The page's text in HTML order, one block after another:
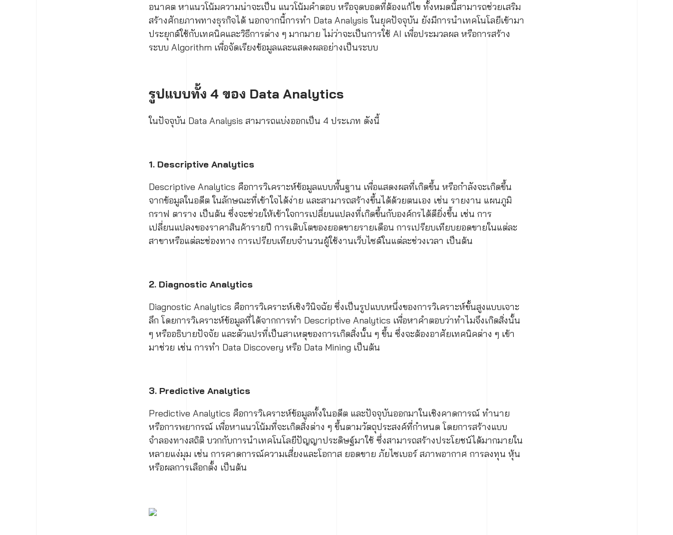
อนาคต หาแนวโน้มความน่าจะเป็น แนวโน้มคำตอบ หรือจุดบอดที่ต้องแก้ไข ทั้งหมดนี้สามารถช่วยเสริม
สร้างศักยภาพทางธุรกิจได้ นอกจากนี้การทำ Data Analysis ในยุคปัจจุบัน ยังมีการนำเทคโนโลยีเข้ามา
ประยุกต์ใช้กับเทคนิคและวิธีการต่าง ๆ มากมาย ไม่ว่าจะเป็นการใช้ AI เพื่อประมวลผล หรือการสร้าง
ระบบ Algorithm เพื่อจัดเรียงข้อมูลและแสดงผลอย่างเป็นระบบ
รูปแบบทั้ง 4 ของ Data Analytics
ในปัจจุบัน Data Analysis สามารถแบ่งออกเป็น 4 ประเภท ดังนี้
1. Descriptive Analytics
Descriptive Analytics คือการวิเคราะห์ข้อมูลแบบพื้นฐาน เพื่อแสดงผลที่เกิดขึ้น หรือกำลังจะเกิดขึ้น
จากข้อมูลในอดีต ในลักษณะที่เข้าใจได้ง่าย และสามารถสร้างขึ้นได้ด้วยตนเอง เช่น รายงาน แผนภูมิ
กราฟ ตาราง เป็นต้น ซึ่งจะช่วยให้เข้าใจการเปลี่ยนแปลงที่เกิดขึ้นกับองค์กรได้ดียิ่งขึ้น เช่น การ
เปลี่ยนแปลงของราคาสินค้ารายปี การเติบโตของยอดขายรายเดือน การเปรียบเทียบยอดขายในแต่ละ
สาขาหรือแต่ละช่องทาง การเปรียบเทียบจำนวนผู้ใช้งานเว็บไซต์ในแต่ละช่วงเวลา เป็นต้น
2. Diagnostic Analytics
Diagnostic Analytics คือการวิเคราะห์เชิงวินิจฉัย ซึ่งเป็นรูปแบบหนึ่งของการวิเคราะห์ขั้นสูงแบบเจาะ
ลึก โดยการวิเคราะห์ข้อมูลที่ได้จากการทำ Descriptive Analytics เพื่อหาคำตอบว่าทำไมจึงเกิดสิ่งนั้น
ๆ หรืออธิบายปัจจัย และตัวแปรที่เป็นสาเหตุของการเกิดสิ่งนั้น ๆ ขึ้น ซึ่งจะต้องอาศัยเทคนิคต่าง ๆ เข้า
มาช่วย เช่น การทำ Data Discovery หรือ Data Mining เป็นต้น
3. Predictive Analytics
Predictive Analytics คือการวิเคราะห์ข้อมูลทั้งในอดีต และปัจจุบันออกมาในเชิงคาดการณ์ ทำนาย
หรือการพยากรณ์ เพื่อหาแนวโน้มที่จะเกิดสิ่งต่าง ๆ ขึ้นตามวัตถุประสงค์ที่กำหนด โดยการสร้างแบบ
จำลองทางสถิติ บวกกับการนำเทคโนโลยีปัญญาประดิษฐ์มาใช้ ซึ่งสามารถสร้างประโยชน์ได้มากมายใน
หลายแง่มุม เช่น การคาดการณ์ความเสี่ยงและโอกาส ยอดขาย ภัยไซเบอร์ สภาพอากาศ การลงทุน หุ้น
หรือผลการเลือกตั้ง เป็นต้น